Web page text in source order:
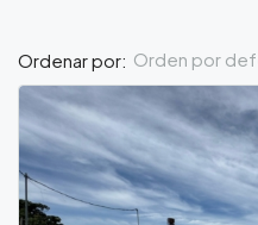
Ordenar por: Orden por